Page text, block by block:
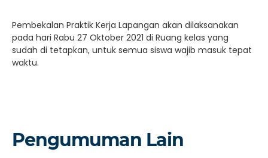
Pembekalan Praktik Kerja Lapangan akan dilaksanakan
pada hari Rabu 27 Oktober 2021 di Ruang kelas yang
sudah di tetapkan, untuk semua siswa wajib masuk tepat
waktu.
Pengumuman Lain